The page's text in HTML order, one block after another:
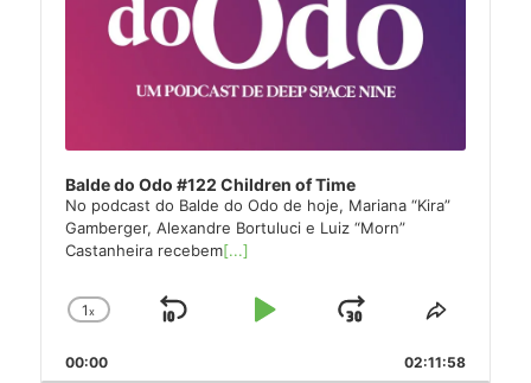
Balde do Odo #122 Children of Time
No podcast do Balde do Odo de hoje, Mariana “Kira”
Gamberger, Alexandre Bortuluci e Luiz “Morn”
Castanheira recebem[...]
Change
Rate
1x
Skip
Play
Jump
Forward
Share
Episode
00:00 02:11:58